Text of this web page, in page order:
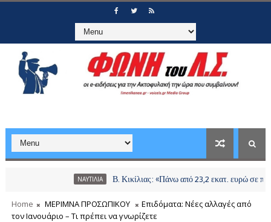
Β. Κικίλιας: «Πάνω από 23,2 εκατ. ευρώ σε
Home ΜΕΡΙΜΝΑ ΠΡΟΣΩΠΙΚΟΥ
Επιδόματα: Νέες αλλαγές από
τον Ιανουάριο – Τι πρέπει να γνωρίζετε